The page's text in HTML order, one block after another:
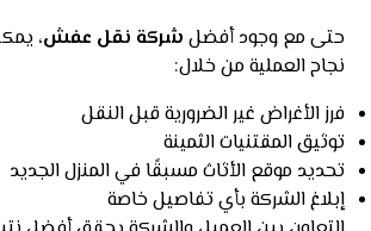
حتى مع وجود أفضل شركة نقل عفش،
نجاح العملية من خلال:
فرز الأغراض غير الضرورية قبل النقل
توثيق المقتنيات الثمينة
تحديد موقع الأثاث مسبقًا في المنزل الجديد
إبلاغ الشركة بأي تفاصيل خاصة